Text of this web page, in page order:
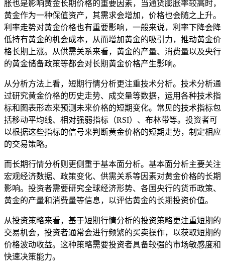
胀也是影响黄金长期价格的重要因素，当通货膨胀率较高时，
黄金作为一种保值资产，其需求会增加，价格也会随之上升。
利率走势对黄金价格也有重要影响，一般来说，利率下降会降
低持有黄金的机会成本，从而增加黄金的吸引力，推动黄金价
格长期上涨。从供需关系来看，黄金的产量、消费量以及央行
的黄金储备政策等都会对长期黄金价格产生影响。
从分析方法上看，短期行情分析更注重技术分析。技术分析通
过研究黄金价格的历史走势、成交量等数据，运用各种技术指
标和图表形态来预测未来价格的短期变化。常见的技术指标包
括移动平均线、相对强弱指标（RSI）、布林带等。投资者可
以根据这些指标的信号来判断黄金价格的短期走势，制定相应
的交易策略。
而长期行情分析则更侧重于基本面分析。基本面分析主要关注
宏观经济数据、政策变化、供需关系等因素对黄金价格的长期
影响。投资者需要研究全球经济形势、各国央行的货币政策、
黄金的产量和消费量等信息，以评估黄金的长期投资价值。
从投资策略来看，基于短期行情分析的投资策略更注重短期的
交易机会，投资者通常会进行频繁的买卖操作，以获取短期的
价格波动收益。这种策略需要投资者具备较强的市场敏感度和
快速决策能力。